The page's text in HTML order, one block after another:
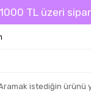
TL üzeri